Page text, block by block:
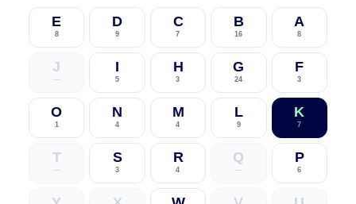
A
8
B
16
C
7
D
9
E
8
F
3
G
24
H
3
I
5
J
—
K
7
L
9
M
4
N
4
O
1
P
6
Q
—
R
4
S
3
T
—